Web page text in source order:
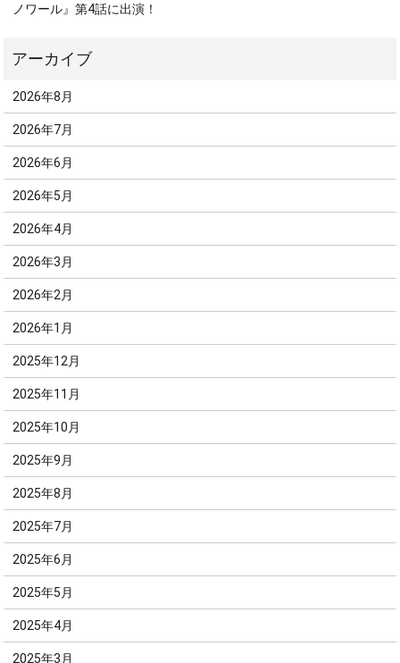
ノワール』第4話に出演！
2026年8月
2026年7月
2026年6月
2026年5月
2026年4月
2026年3月
2026年2月
2026年1月
2025年12月
2025年11月
2025年10月
2025年9月
2025年8月
2025年7月
2025年6月
2025年5月
2025年4月
2025年3月